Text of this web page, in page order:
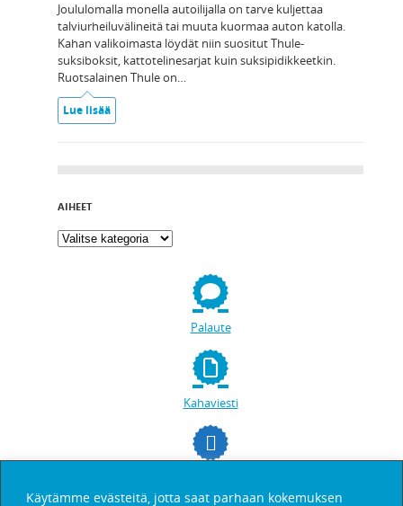
Käytämme evästeitä, jotta saat parhaan kokemuksen
Joululomalla monella autoilijalla on tarve kuljettaa
talviurheiluvälineitä tai muuta kuormaa auton katolla.
Kahan valikoimasta löydät niin suositut Thule-
suksiboksit, kattotelinesarjat kuin suksipidikkeetkin.
Ruotsalainen Thule on…
Lue lisää
AIHEET
Palaute
Kahaviesti